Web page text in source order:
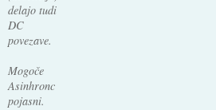
delajo tudi
DC
povezave.
Mogoče
Asinhronc
pojasni.